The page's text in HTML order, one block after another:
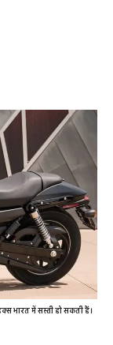
भारत में सस्ती हो सकती हैं।